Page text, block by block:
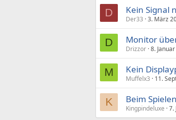
D Kein Signal
Der33 3. März
D Monitor
Drizzor 8.
M Kein
Muffelx3 11.
K Beim
Kingpindeluxe 7.